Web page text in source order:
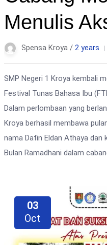
Menulis
Spensa Kroya / 2 years
SMP Negeri 1 Kroya kembali
Festival Tunas Bahasa Ibu
Dalam perlombaan yang
Kroya berhasil membawa
nama Dafin Eldan Athaya
Bulan Ramadhani dalam
03
Oct